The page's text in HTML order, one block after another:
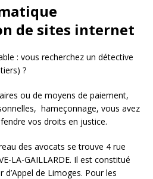
de sites internet
: vous recherchez un détective
?
ou de moyens de paiement,
hameçonnage, vous avez
vos droits en justice.
des avocats se trouve 4 rue
LA-GAILLARDE. Il est constitué
de Limoges. Pour les